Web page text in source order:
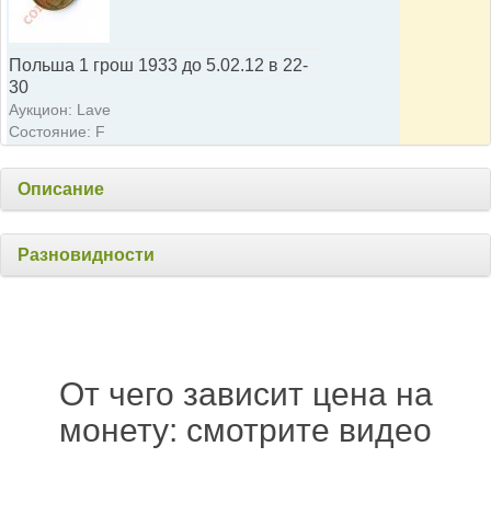
Польша 1 грош 1933 до 5.02.12 в 22-
30
Аукцион: Lave
Состояние: F
Описание
Разновидности
От чего зависит цена на
монету: смотрите видео